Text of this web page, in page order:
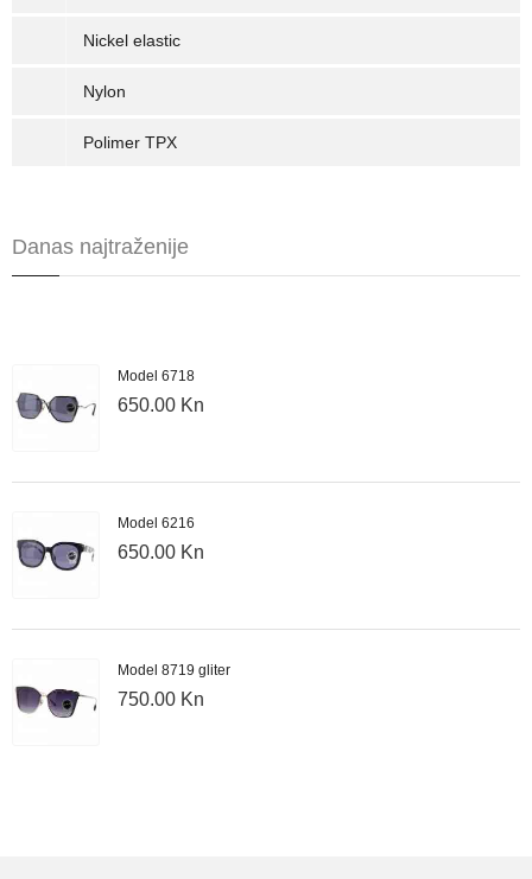
Nickel elastic
Nylon
Polimer TPX
Danas najtraženije
Model 6718
650.00 Kn
Model 6216
650.00 Kn
Model 8719 gliter
750.00 Kn